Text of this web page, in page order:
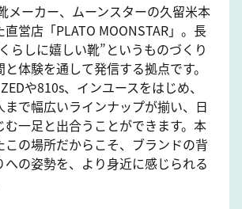
メーカー、ムーンスターの久留米本
営店「PLATO MOONSTAR」。長
らしに嬉しい靴”というものづくり
体験を通して発信する拠点です。
や810s、インユースをはじめ、
で幅広いラインナップが揃い、日
む一足と出合うことができます。本
この場所だからこそ、ブランドの背
への姿勢を、より身近に感じられる